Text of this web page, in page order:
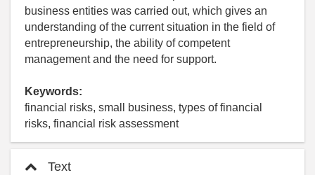
business entities was carried out, which gives an
understanding of the current situation in the field of
entrepreneurship, the ability of competent
management and the need for support.
Keywords:
financial risks, small business, types of financial
risks, financial risk assessment
Text